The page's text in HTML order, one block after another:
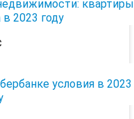
2023 году
условия в 2023